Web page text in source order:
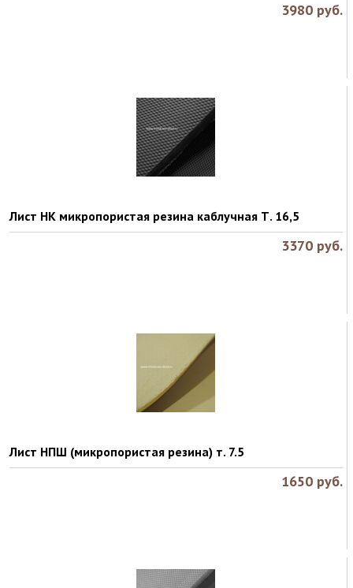
3980 руб.
Лист НК микропористая резина каблучная Т. 16,5
3370 руб.
Лист НПШ (микропористая резина) т. 7.5
1650 руб.